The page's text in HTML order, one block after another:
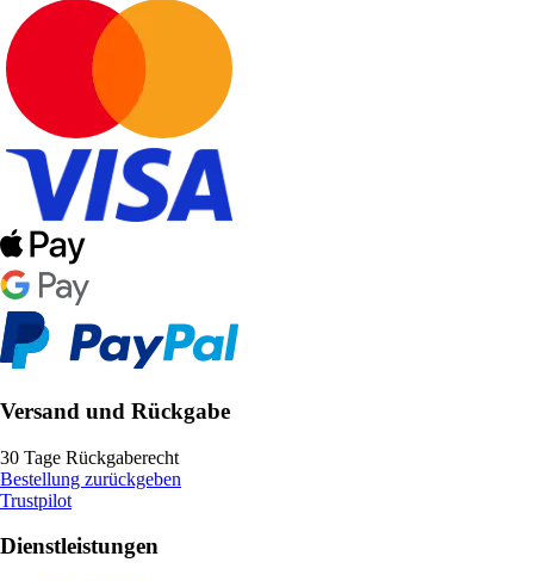
Versand und Rückgabe
30 Tage Rückgaberecht
Bestellung zurückgeben
Trustpilot
Dienstleistungen